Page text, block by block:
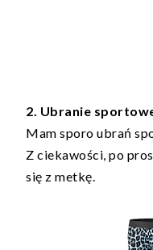
2. Ubranie
Mam sporo ubrań
Z ciekawości, po
się z metkę.